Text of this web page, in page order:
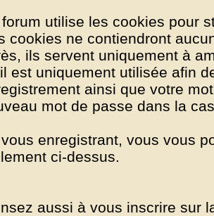
forum utilise les cookies pour
cookies ne contiendront
ils servent uniquement à
est uniquement utilisée afin
ainsi que votre
mot de passe dans la
enregistrant, vous vous
ci-dessus.
aussi à vous inscrire sur